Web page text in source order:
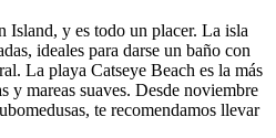
Island, y es todo un placer. La isla
ideales para darse un baño con
La playa Catseye Beach es la más
y mareas suaves. Desde noviembre
te recomendamos llevar